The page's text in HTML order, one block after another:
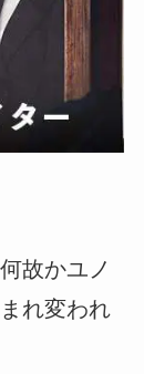
故かユノ
れ変われ